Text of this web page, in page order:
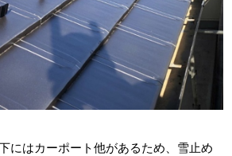
にはカーポート他があるため、雪止め